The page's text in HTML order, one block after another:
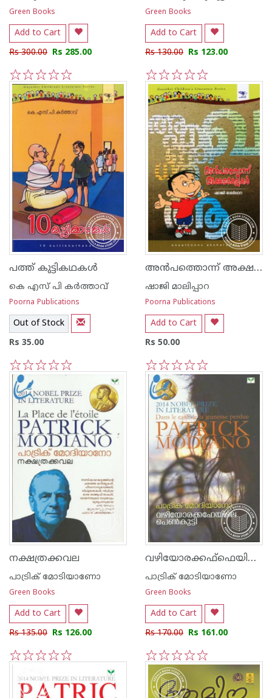
Green Books
Add to Cart
Rs 300.00 Rs 285.00
5
4
3
2
1
Green Books
Add to Cart
Rs 130.00 Rs 123.00
5
4
3
2
1
പത്ത് കുട്ടികഥകള്‍
കെ എസ് പി കര്‍ത്താവ്
Poorna Publications
Out of Stock
Rs 35.00
2
1
അ‌ന്‍പത്തൊന്ന് അക്ഷരകേളികള്‍
ഷാജി മാലിപ്പാറ
Poorna Publications
Add to Cart
Rs 50.00
5
4
3
2
1
നക്ഷത്രക്കവല
പാട്രിക് മോടിയാണോ
Green Books
Add to Cart
Rs 135.00 Rs 126.00
1
വഴിയോരക്കഫ്ഫെയിലെ പെണ്‍കുട്ടി
പാട്രിക് മോടിയാണോ
Green Books
Add to Cart
Rs 170.00 Rs 161.00
5
4
3
2
1